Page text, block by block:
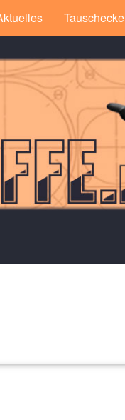
Tauschecke